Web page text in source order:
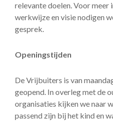
relevante doelen. Voor
werkwijze en visie nodigen
gesprek.
Openingstijden
De Vrijbuiters is van
geopend. In overleg met de
organisaties kijken we naar
passend zijn bij het kind en